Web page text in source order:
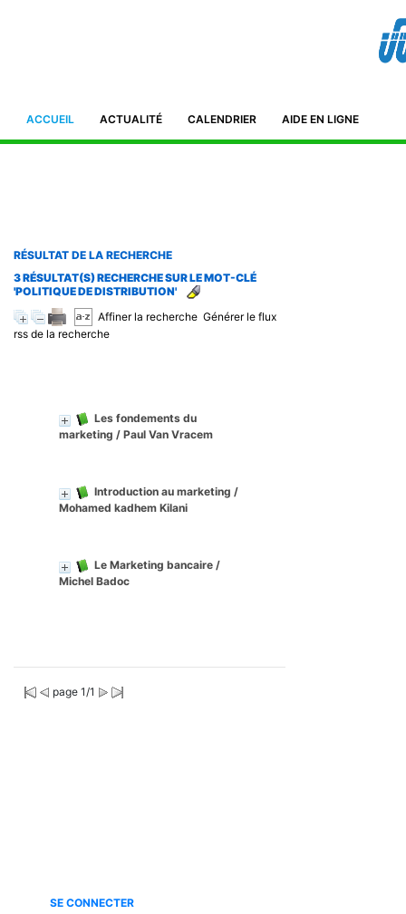
RÉSULTAT DE LA RECHERCHE
3 RÉSULTAT(S) RECHERCHE SUR LE MOT-CLÉ
'POLITIQUE DE DISTRIBUTION'
Affiner la recherche Générer le flux
rss de la recherche
Les fondements du
marketing / Paul Van Vracem
Introduction au marketing /
Mohamed kadhem Kilani
Le Marketing bancaire /
Michel Badoc
page 1/1
ACCUEIL ACTUALITÉ CALENDRIER AIDE EN LIGNE
SE CONNECTER